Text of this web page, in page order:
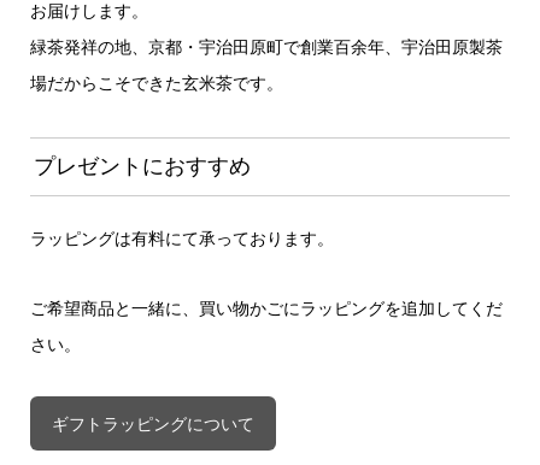
お届けします。
緑茶発祥の地、京都・宇治田原町で創業百余年、宇治田原製茶
場だからこそできた玄米茶です。
プレゼントにおすすめ
ラッピングは有料にて承っております。
ご希望商品と一緒に、買い物かごにラッピングを追加してくだ
さい。
ギフトラッピングについて